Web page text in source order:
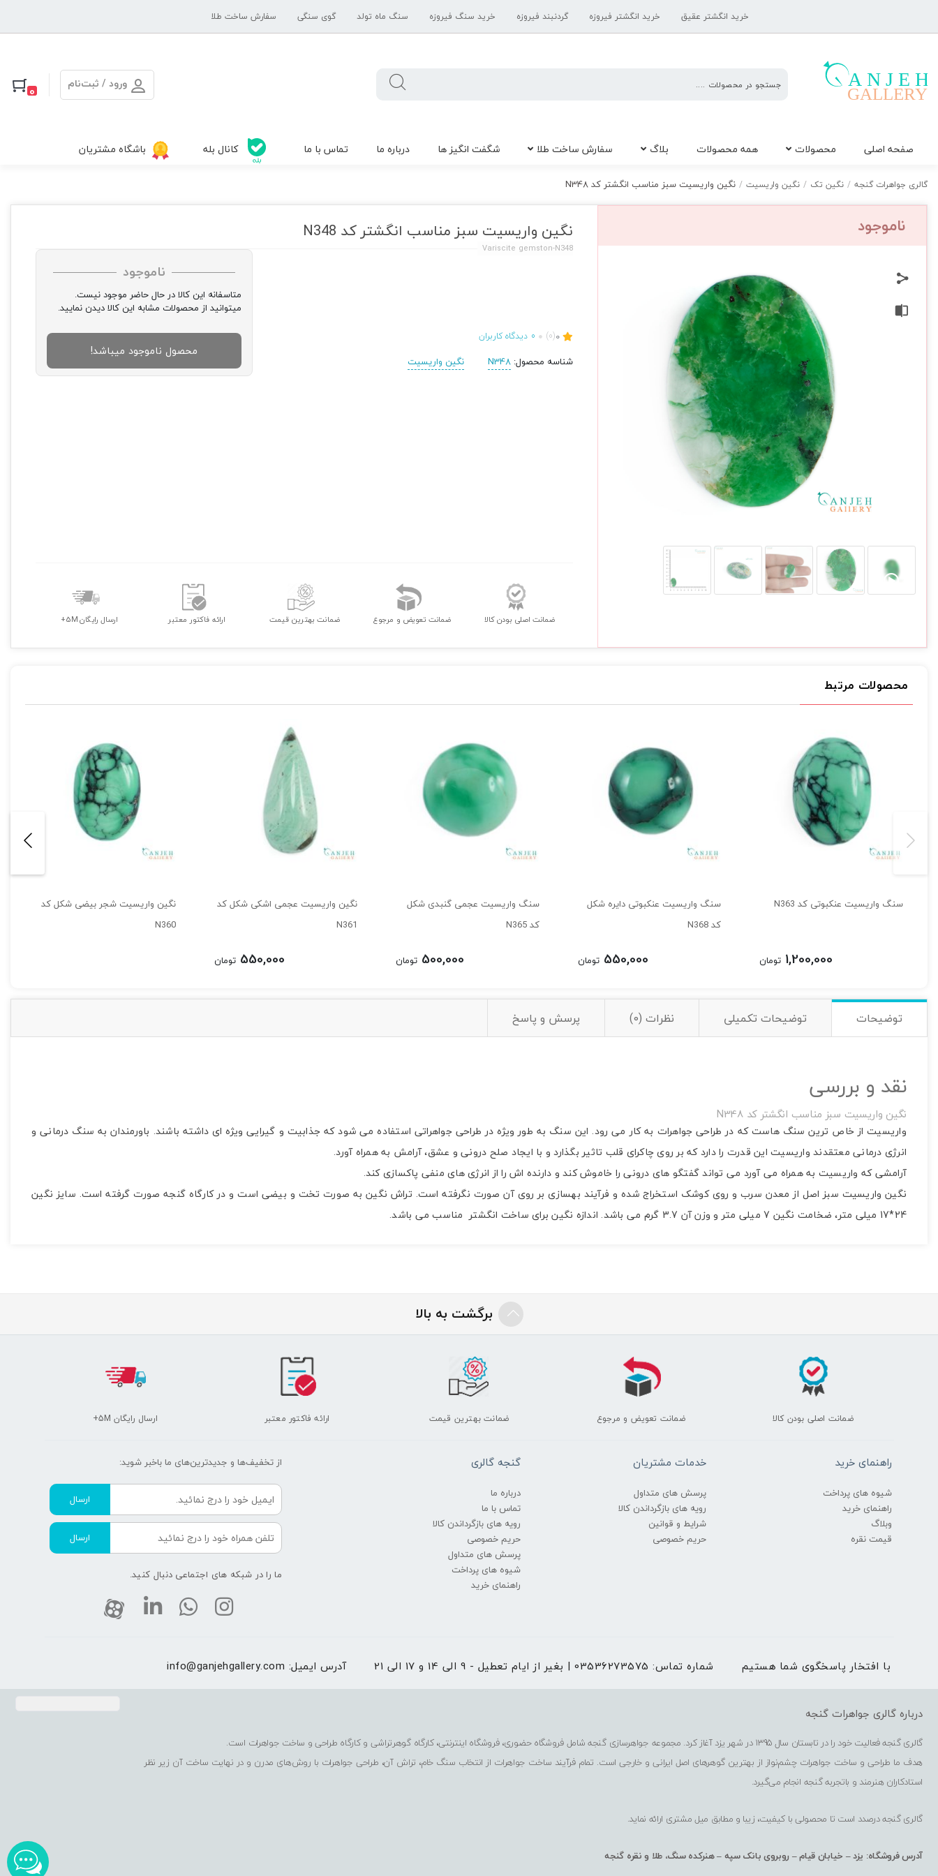
خرید انگشتر عقیق خرید انگشتر فیروزه گردنبند فیروزه خرید سنگ فیروزه سنگ ماه تولد گوی سنگی سفارش ساخت طلا
جواهرات
ورود / ثبت‌نام 0
صفحه اصلی محصولات همه محصولات بلاگ سفارش ساخت طلا شگفت انگیز ها درباره ما تماس با ما کانال بله باشگاه مشتریان
گالری جواهرات گنجه / نگین تک / نگین واریسیت / نگین واریسیت سبز مناسب انگشتر کد N348
ناموجود نگین واریسیت سبز مناسب انگشتر کد N348
Variscite gemston-N348
ناموجود
متاسفانه این کالا در حال حاضر موجود نیست.
میتوانید از محصولات مشابه این کالا دیدن نمایید.
محصول ناموجود میباشد!
0
(0)
0 دیدگاه کاربران
شناسه محصول:N348 نگین واریسیت
ضمانت اصلی بودن کالا ضمانت تعویض و مرجوع ضمانت بهترین قیمت ارائه فاکتور معتبر ارسال رایگان 5M+
محصولات مرتبط
سنگ واریسیت عنکبوتی کد N363
1,200,000 تومان
سنگ واریسیت عنکبوتی دایره شکل
کد N368
550,000 تومان
سنگ واریسیت عجمی گنبدی شکل
کد N365
500,000 تومان
نگین واریسیت عجمی اشکی شکل کد
N361
550,000 تومان
نگین واریسیت شجر بیضی شکل کد
N360
توضیحات توضیحات تکمیلی نظرات (0) پرسش و پاسخ
نقد و بررسی
نگین واریسیت سبز مناسب انگشتر کد N348
واریسیت از خاص ترین سنگ هاست که در طراحی جواهرات به کار می رود. این سنگ به طور ویژه در طراحی جواهراتی استفاده می شود که جذابیت و گیرایی ویژه ای داشته باشند. باورمندان به سنگ درمانی و
انرژی درمانی معتقدند واریسیت این قدرت را دارد که بر روی چاکرای قلب تاثیر بگذارد و با ایجاد صلح درونی و عشق، آرامش به همراه آورد.
آرامشی که واریسیت به همراه می آورد می تواند گفتگو های درونی را خاموش کند و دارنده اش را از انرژی های منفی پاکسازی کند.
نگین واریسیت سبز اصل از معدن سرب و روی کوشک استخراج شده و فرآیند بهسازی بر روی آن صورت نگرفته است. تراش نگین به صورت تخت و بیضی است و در کارگاه گنجه صورت گرفته است. سایز نگین
24*17 میلی متر، ضخامت نگین 7 میلی متر و وزن آن 3.7 گرم می باشد. اندازه نگین برای ساخت انگشتر مناسب می باشد.
برگشت به بالا
ضمانت اصلی بودن کالا ضمانت تعویض و مرجوع ضمانت بهترین قیمت ارائه فاکتور معتبر ارسال رایگان 5M+
راهنمای خرید
شیوه های پرداخت
راهنمای خرید
وبلاگ
قیمت نقره
خدمات مشتریان
پرسش های متداول
رویه های بازگرداندن کالا
شرایط و قوانین
حریم خصوصی
گنجه گالری
درباره ما
تماس با ما
رویه های بازگرداندن کالا
حریم خصوصی
پرسش های متداول
شیوه های پرداخت
راهنمای خرید
از تخفیف‌ها و جدیدترین‌های ما‌ باخبر شوید:
ارسال
ارسال
ما را در شبکه های اجتماعی دنبال کنید.
با افتخار پاسخگوی شما هستیم شماره تماس: 03536273575 | بغیر از ایام تعطیل - 9 الی 14 و 17 الی 21 آدرس ایمیل: info@ganjehgallery.com
درباره گالری جواهرات گنجه
گالری گنجه فعالیت خود را در تابستان سال 1395 در شهر یزد آغاز کرد. مجموعه جواهرسازی گنجه شامل فروشگاه حضوری، فروشگاه اینترنتی، کارگاه گوهرتراشی و کارگاه طراحی و ساخت جواهرات است.
هدف ما طراحی و ساخت جواهرات چشم‌نواز از بهترین گوهرهای اصل ایرانی و خارجی است. تمام فرآیند ساخت جواهرات از انتخاب سنگ خام، تراش آن، طراحی جواهرات با روش‌های مدرن و در نهایت ساخت آن زیر نظر
استادکاران هنرمند و باتجربه گنجه انجام می‌گیرد.
گالری گنجه درصدد است تا محصولی با کیفیت، زیبا و مطابق میل مشتری ارائه نماید.
آدرس فروشگاه: یزد – خیابان قیام – روبروی بانک سپه – هنرکده سنگ، طلا و نقره گنجه